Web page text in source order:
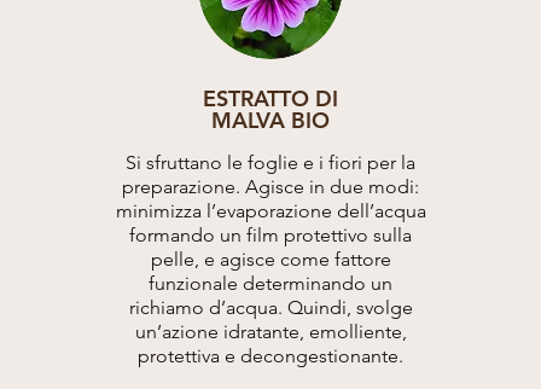
ESTRATTO DI
MALVA BIO
Si sfruttano le foglie e i fiori per la
preparazione. Agisce in due modi:
minimizza l’evaporazione dell’acqua
formando un film protettivo sulla
pelle, e agisce come fattore
funzionale determinando un
richiamo d’acqua. Quindi, svolge
un’azione idratante, emolliente,
protettiva e decongestionante.